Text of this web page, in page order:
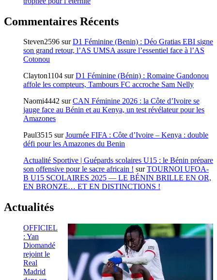
Commentaires Récents
Steven2596 surD1 Féminine (Benin) : Déo Gratias EBI signe
son grand retour, l’AS UMSA assure l’essentiel face à l’AS
Cotonou
Clayton1104 surD1 Féminine (Bénin) : Romaine Gandonou
affole les compteurs, Tambours FC accroche Sam Nelly
Naomi4442 surCAN Féminine 2026 : la Côte d’Ivoire se
jauge face au Bénin et au Kenya, un test révélateur pour les
Amazones
Paul3515 surJournée FIFA : Côte d’Ivoire – Kenya : double
défi pour les Amazones du Benin
Actualité Sportive | Guépards scolaires U15 : le Bénin prépare
son offensive pour le sacre africain ! surTOURNOI UFOA-
B U15 SCOLAIRES 2025 — LE BÉNIN BRILLE EN OR,
EN BRONZE… ET EN DISTINCTIONS !
Actualités
OFFICIEL
: Yan
Diomandé
rejoint le
Real
Madrid